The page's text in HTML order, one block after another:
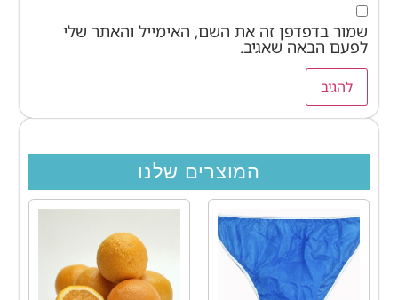
המוצרים שלנו
שמור בדפדפן זה את השם, האימייל והאתר שלי
לפעם הבאה שאגיב.